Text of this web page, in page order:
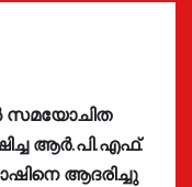
സമയോചിത
ആർ.പി.എഫ്.
ആദരിച്ചു